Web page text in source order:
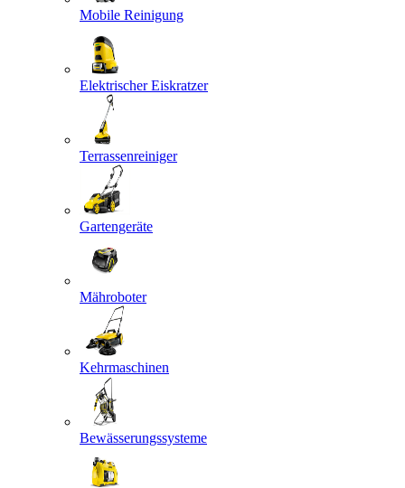
Mobile Reinigung
Elektrischer Eiskratzer
Terrassenreiniger
Gartengeräte
Mähroboter
Kehrmaschinen
Bewässerungssysteme